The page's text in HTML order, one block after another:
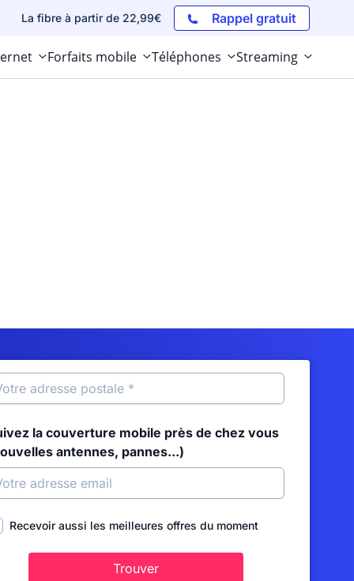
La fibre à partir de 22,99€ Rappel gratuit
Forfaits mobile Téléphones Streaming
la couverture mobile près de chez vous
antennes, pannes...)
Recevoir aussi les meilleures offres du moment
Trouver